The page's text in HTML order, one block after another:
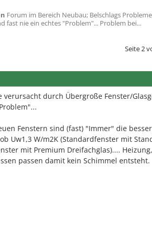
Forum im Bereich Neubau; Belschlags
fast nie ein echtes "Problem"... Problem bei...
Seite 2
verursacht durch Übergroße Fenster/
Fenstern sind (fast) "Immer" die
Uw1,3 W/m2K (Standardfenster mit
mit Premium Dreifachglas)....
passen damit kein Schimmel entsteht.